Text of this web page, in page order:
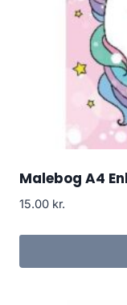
Malebog A4
15.00 kr.